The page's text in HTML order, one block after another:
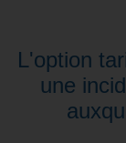
L'option
une